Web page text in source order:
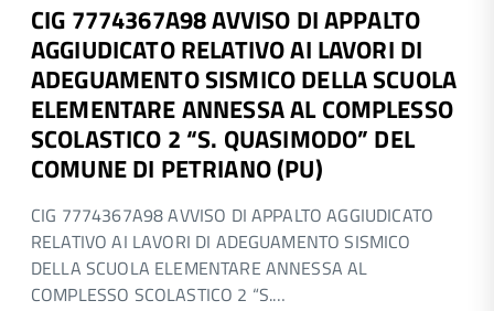
CIG 7774367A98 AVVISO DI APPALTO
AGGIUDICATO RELATIVO AI LAVORI DI
ADEGUAMENTO SISMICO DELLA SCUOLA
ELEMENTARE ANNESSA AL COMPLESSO
SCOLASTICO 2 “S. QUASIMODO” DEL
COMUNE DI PETRIANO (PU)
CIG 7774367A98 AVVISO DI APPALTO AGGIUDICATO
RELATIVO AI LAVORI DI ADEGUAMENTO SISMICO
DELLA SCUOLA ELEMENTARE ANNESSA AL
COMPLESSO SCOLASTICO 2 “S.…